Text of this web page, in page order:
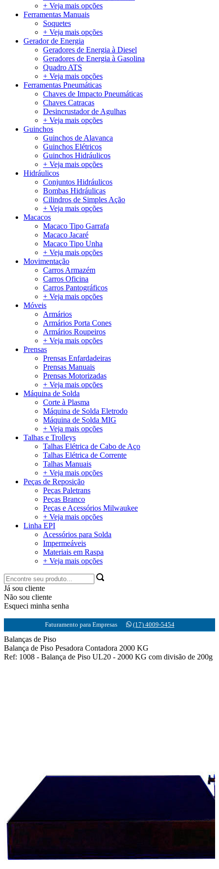
+ Veja mais opções
Ferramentas Manuais
Soquetes
+ Veja mais opções
Gerador de Energia
Geradores de Energia à Diesel
Geradores de Energia à Gasolina
Quadro ATS
+ Veja mais opções
Ferramentas Pneumáticas
Chaves de Impacto Pneumáticas
Chaves Catracas
Desincrustador de Agulhas
+ Veja mais opções
Guinchos
Guinchos de Alavanca
Guinchos Elétricos
Guinchos Hidráulicos
+ Veja mais opções
Hidráulicos
Conjuntos Hidráulicos
Bombas Hidráulicas
Cilindros de Simples Ação
+ Veja mais opções
Macacos
Macaco Tipo Garrafa
Macaco Jacaré
Macaco Tipo Unha
+ Veja mais opções
Movimentação
Carros Armazém
Carros Oficina
Carros Pantográficos
+ Veja mais opções
Móveis
Armários
Armários Porta Cones
Armários Roupeiros
+ Veja mais opções
Prensas
Prensas Enfardadeiras
Prensas Manuais
Prensas Motorizadas
+ Veja mais opções
Máquina de Solda
Corte à Plasma
Máquina de Solda Eletrodo
Máquina de Solda MIG
+ Veja mais opções
Talhas e Trolleys
Talhas Elétrica de Cabo de Aço
Talhas Elétrica de Corrente
Talhas Manuais
+ Veja mais opções
Peças de Reposição
Peças Paletrans
Peças Branco
Peças e Acessórios Milwaukee
+ Veja mais opções
Linha EPI
Acessórios para Solda
Impermeáveis
Materiais em Raspa
+ Veja mais opções
Já sou cliente
Não sou cliente
Esqueci minha senha
Faturamento para Empresas (17) 4009-5454
Balanças de Piso
Balança de Piso Pesadora Contadora 2000 KG
Ref: 1008 - Balança de Piso UL20 - 2000 KG com divisão de 200g